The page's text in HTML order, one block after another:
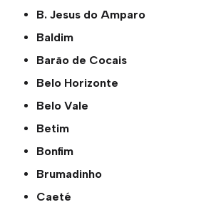
B. Jesus do Amparo
Baldim
Barão de Cocais
Belo Horizonte
Belo Vale
Betim
Bonfim
Brumadinho
Caeté